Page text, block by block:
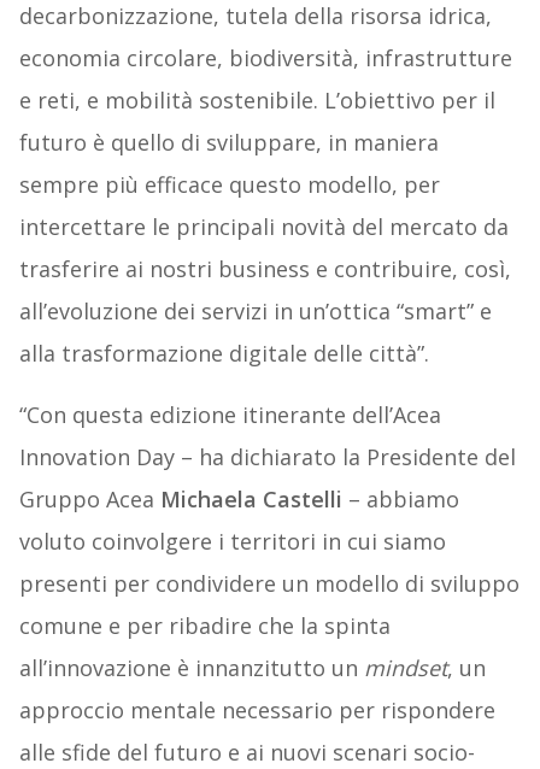
decarbonizzazione, tutela della risorsa idrica,
economia circolare, biodiversità, infrastrutture
e reti, e mobilità sostenibile. L’obiettivo per il
futuro è quello di sviluppare, in maniera
sempre più efficace questo modello, per
intercettare le principali novità del mercato da
trasferire ai nostri business e contribuire, così,
all’evoluzione dei servizi in un’ottica “smart” e
alla trasformazione digitale delle città”.
“Con questa edizione itinerante dell’Acea
Innovation Day – ha dichiarato la Presidente del
Gruppo Acea Michaela Castelli – abbiamo
voluto coinvolgere i territori in cui siamo
presenti per condividere un modello di sviluppo
comune e per ribadire che la spinta
all’innovazione è innanzitutto un mindset, un
approccio mentale necessario per rispondere
alle sfide del futuro e ai nuovi scenari socio-